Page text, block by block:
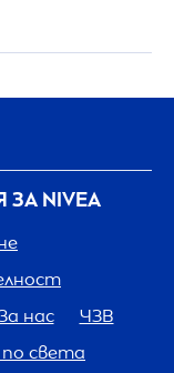
ЗА NIVEA
нас
ЧЗВ
по света